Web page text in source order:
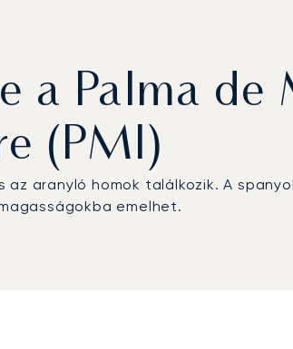
a Palma de
(PMI)
aranyló homok találkozik. A
emelhet.